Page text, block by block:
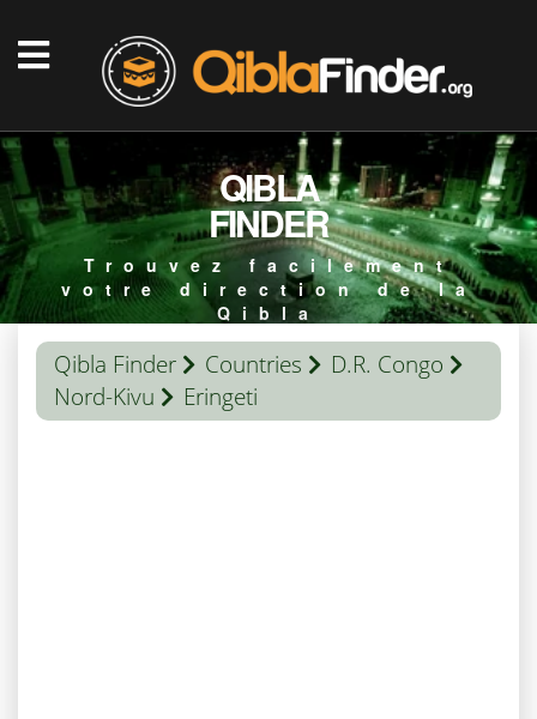
QIBLA
FINDER
Trouvez facilement
votre direction de la
Qibla
Qibla Finder Countries
D.R. Congo
Nord-Kivu
Eringeti